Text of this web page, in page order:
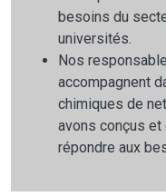
besoins du
universités.
Nos
accompagnent
chimiques de
avons conçus
répondre aux